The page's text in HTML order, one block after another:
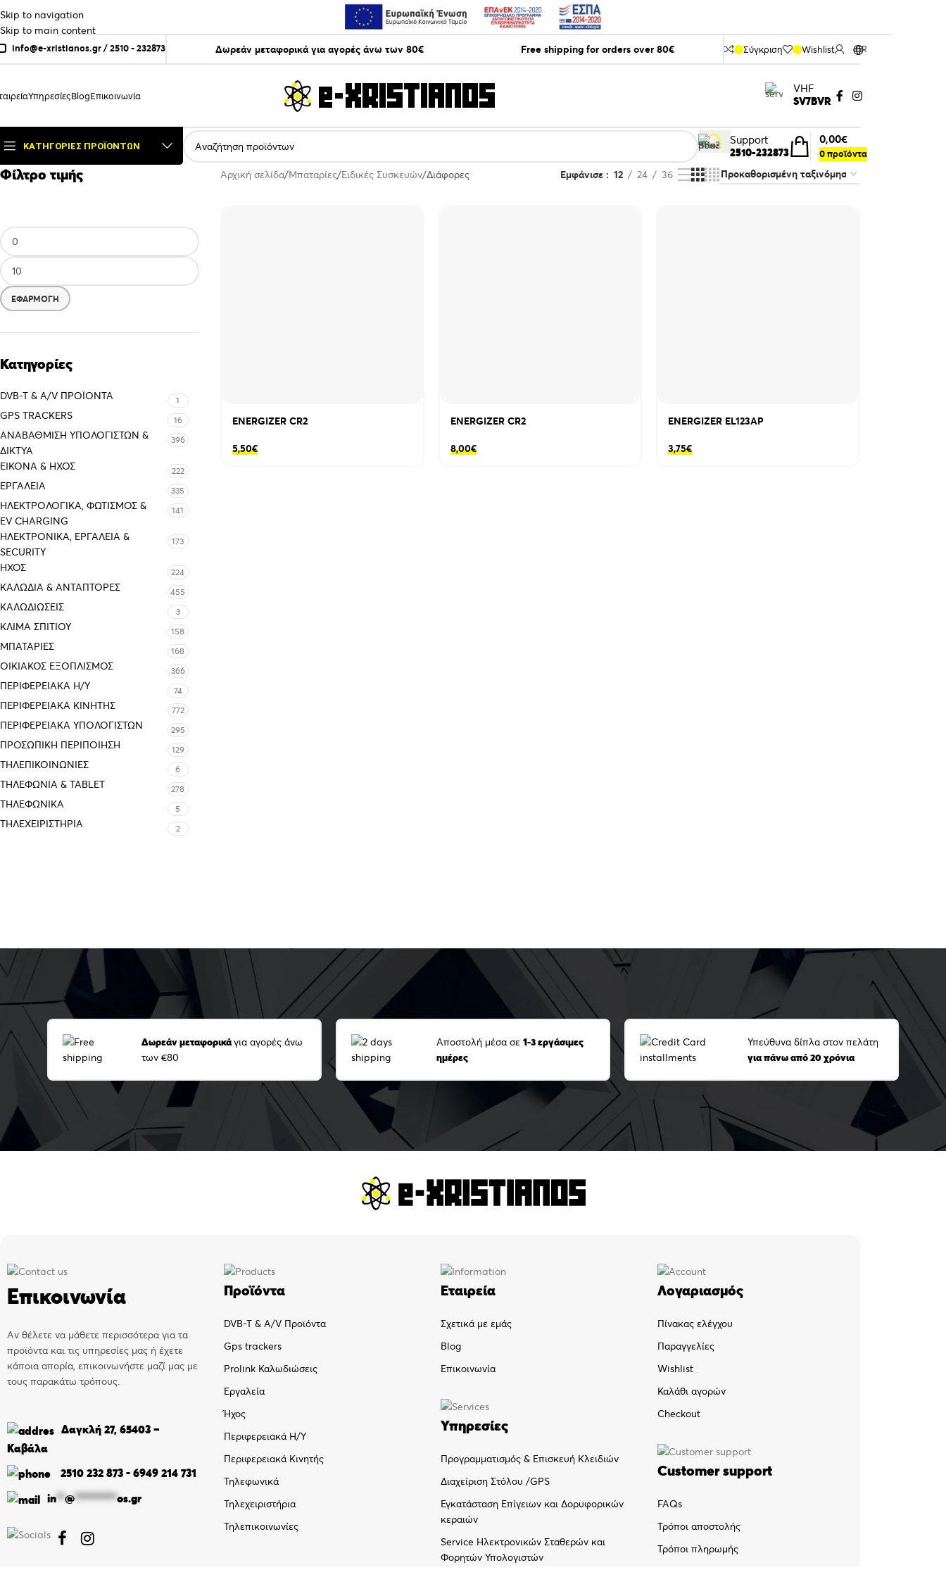
Skip to navigation
Skip to main content
info@e-xristianos.gr/2510 - 232873 Δωρεάν μεταφορικά για αγορές άνω των 80€ Free shipping for orders over 80€ Σύγκριση Wishlist GR
ΥπηρεσίεςBlogΕπικοινωνία
VHF
SV7BVR
ΚΑΤΗΓΟΡΊΕΣ ΠΡΟΪΌΝΤΩΝ
Support
2510-232873
0προϊόντα
0,00€
Φίλτρο τιμής
ΕΦΑΡΜΟΓΉ
Κατηγορίες
DVB-T & A/V ΠΡΟΪΌΝΤΑ 1
GPS TRACKERS 16
ΑΝΑΒΆΘΜΙΣΗ ΥΠΟΛΟΓΙΣΤΏΝ &
ΔΊΚΤΥΑ
396
ΕΙΚΌΝΑ & ΗΧΟΣ 222
ΕΡΓΑΛΕΊΑ 335
ΗΛΕΚΤΡΟΛΟΓΙΚΆ, ΦΩΤΙΣΜΌΣ &
EV CHARGING
141
ΗΛΕΚΤΡΟΝΙΚΆ, ΕΡΓΑΛΕΊΑ &
SECURITY
173
ΉΧΟΣ 224
ΚΑΛΏΔΙΑ & ΑΝΤΆΠΤΟΡΕΣ 455
ΚΑΛΩΔΙΏΣΕΙΣ 3
ΚΛΊΜΑ ΣΠΙΤΙΟΎ 158
ΜΠΑΤΑΡΊΕΣ 168
ΟΙΚΙΑΚΌΣ ΕΞΟΠΛΙΣΜΌΣ 366
ΠΕΡΙΦΕΡΕΙΑΚΑ Η/Υ 74
ΠΕΡΙΦΕΡΕΙΑΚΑ ΚΙΝΗΤΗΣ 772
ΠΕΡΙΦΕΡΕΙΑΚΆ ΥΠΟΛΟΓΙΣΤΏΝ 295
ΠΡΟΣΩΠΙΚΉ ΠΕΡΙΠΟΊΗΣΗ 129
ΤΗΛΕΠΙΚΟΙΝΩΝΊΕΣ 6
ΤΗΛΕΦΩΝΊΑ & TABLET 278
ΤΗΛΕΦΩΝΙΚΑ 5
ΤΗΛΕΧΕΙΡΙΣΤΉΡΙΑ 2
Αρχική σελίδα Μπαταρίες Ειδικές Συσκευών Διάφορες Εμφάνισε 12 24 36
ENERGIZER CR2
5,50€
ENERGIZER CR2
8,00€
ENERGIZER EL123AP
3,75€
Δωρεάν μεταφορικάγια αγορές άνω
των €80
Αποστολή μέσα σε 1-3 εργάσιμες
ημέρες
Υπεύθυνα δίπλα στον πελάτη
για πάνω από 20 χρόνια
Επικοινωνία
Αν θέλετε να μάθετε περισσότερα για τα
προϊόντα και τις υπηρεσίες μας ή έχετε
κάποια απορία, επικοινωνήστε μαζί μας με
τους παρακάτω τρόπους.
Δαγκλή 27, 65403 –
Καβάλα
2510 232 873 - 6949 214 731
in**@**********os.gr
 
Προϊόντα
DVB-T & A/V Προϊόντα
Gps trackers
Prolink Καλωδιώσεις
Εργαλεία
Ήχος
Περιφερειακά Η/Υ
Περιφερειακά Κινητής
Τηλεφωνικά
Τηλεχειριστήρια
Τηλεπικοινωνίες
Εταιρεία
Σχετικά με εμάς
Blog
Επικοινωνία
Υπηρεσίες
Προγραμματισμός & Επισκευή Κλειδιών
Διαχείριση Στόλου /GPS
Εγκατάσταση Επίγειων και Δορυφορικών
κεραιών
Service Ηλεκτρονικών Σταθερών και
Φορητών Υπολογιστών
Λογαριασμός
Πίνακας ελέγχου
Παραγγελίες
Wishlist
Καλάθι αγορών
Checkout
Customer support
FAQs
Τρόποι αποστολής
Τρόποι πληρωμής